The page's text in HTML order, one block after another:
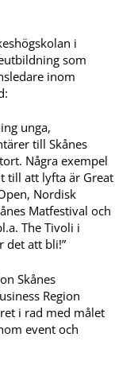
i
som
inom
unga,
till Skånes
Några exempel
till att lyfta är Great
Nordisk
Matfestival och
The Tivoli i
det att bli!”
Skånes
Region
i rad med målet
event och